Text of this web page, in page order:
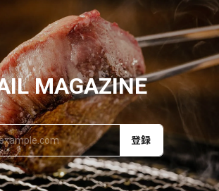
MAGAZINE
登録